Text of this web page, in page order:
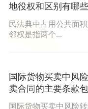
地役权和区别有哪些
民法典中占用公共面
邻权是指两个...
国际货物买卖中风
卖合同的主要条款
国际货物买卖中风险